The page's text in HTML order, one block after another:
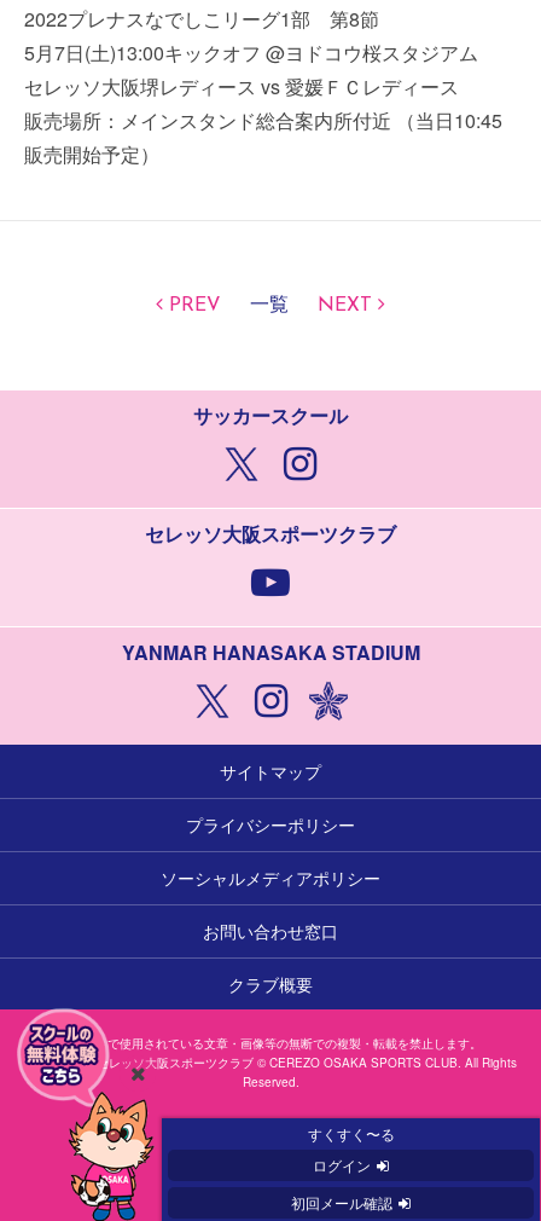
2022プレナスなでしこリーグ1部 第8節
5月7日(土)13:00キックオフ @ヨドコウ桜スタジアム
セレッソ大阪堺レディース vs 愛媛ＦＣレディース
販売場所：メインスタンド総合案内所付近 （当日10:45
販売開始予定）
PREV 一覧 NEXT
サッカースクール
セレッソ大阪スポーツクラブ
YANMAR HANASAKA STADIUM
サイトマップ
プライバシーポリシー
ソーシャルメディアポリシー
お問い合わせ窓口
クラブ概要
本サイトで使用されている文章・画像等の無断での複製・転載を禁止します。
一般社団法人セレッソ大阪スポーツクラブ © CEREZO OSAKA SPORTS CLUB. All Rights
Reserved.
閉
じ
る
すくすく〜る
ログイン
初回メール確認